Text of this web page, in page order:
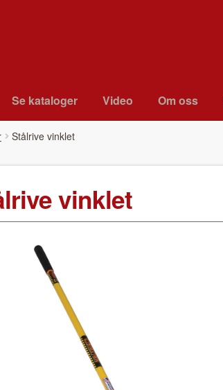
Se kat­a­loger Video Om oss
Stål­rive vin­klet
vin­klet